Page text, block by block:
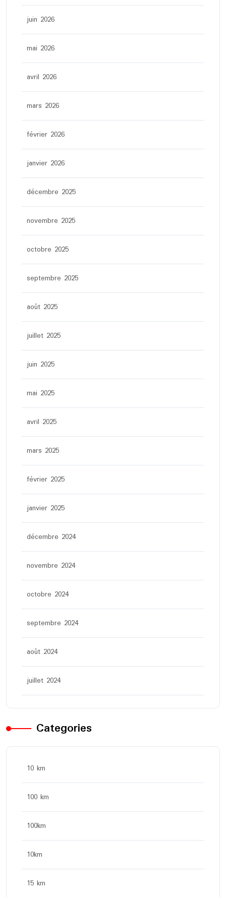
juin 2026
mai 2026
avril 2026
mars 2026
février 2026
janvier 2026
décembre 2025
novembre 2025
octobre 2025
septembre 2025
août 2025
juillet 2025
juin 2025
mai 2025
avril 2025
mars 2025
février 2025
janvier 2025
décembre 2024
novembre 2024
octobre 2024
septembre 2024
août 2024
juillet 2024
Categories
10 km
100 km
100km
10km
15 km